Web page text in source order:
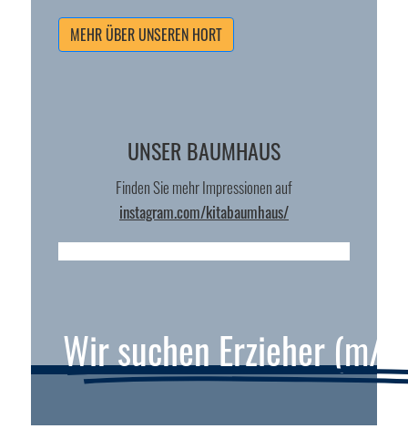
MEHR ÜBER UNSEREN HORT
UNSER BAUMHAUS
Finden Sie mehr Impressionen auf
instagram.com/kitabaumhaus/
Wir suchen Erzieher (m/